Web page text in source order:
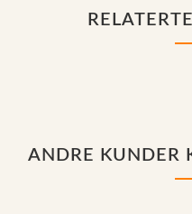
ANDRE KUNDER